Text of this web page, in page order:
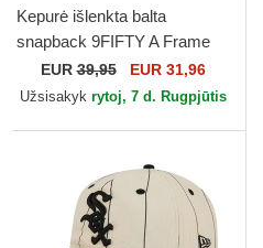
Kepurė išlenkta balta
snapback 9FIFTY A Frame
Satin Pinstripe Chicago White
Sox MLB New Era
EUR39,95 EUR 31,96
Užsisakyk rytoj, 7 d. Rugpjūtis